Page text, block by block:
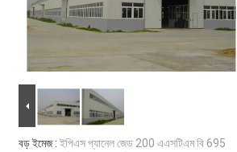
বড় ইমেজ : ইপিএস প্যানেল জেড 200 এএসটিএম বি 695